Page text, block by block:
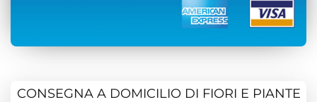
CONSEGNA A DOMICILIO DI FIORI E PIANTE